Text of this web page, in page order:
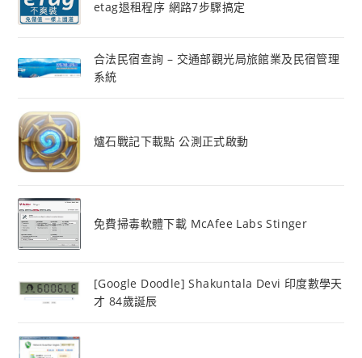
etag退租程序 網路7步驟搞定
合法民宿查詢 – 交通部觀光局旅館業及民宿管理
系統
爐石戰記下載點 公測正式啟動
免費掃毒軟體下載 McAfee Labs Stinger
[Google Doodle] Shakuntala Devi 印度數學天
才 84歲誕辰